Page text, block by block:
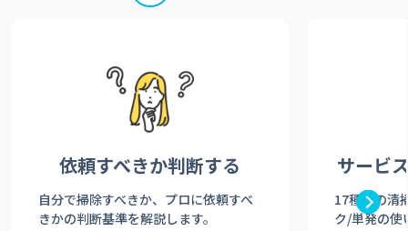
依頼すべきか判断する
自分で掃除すべきか、プロに依頼すべ
きかの判断基準を解説します。
サービ
17種類の清
ク/単発の使